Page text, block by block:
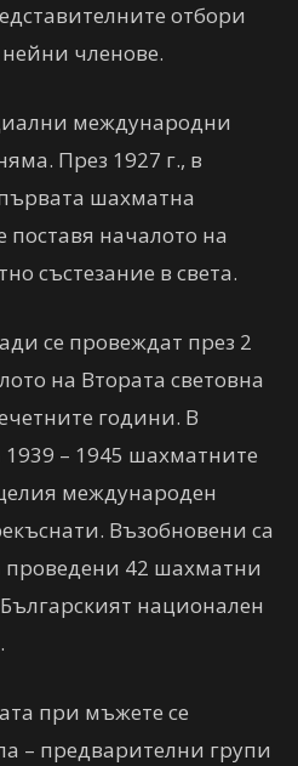
отбори
членове.
международни
През 1927 г., в
шахматна
поставя началото на
състезание в света.
се провеждат през 2
на Втората световна
години. В
– 1945 шахматните
международен
Възобновени са
проведени 42 шахматни
национален
при мъжете се
– предварителни групи